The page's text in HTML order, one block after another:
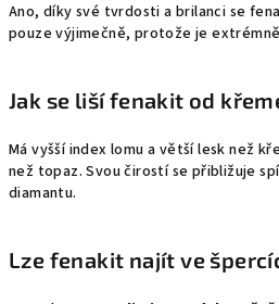
Ano, díky své tvrdosti a brilanci se
pouze výjimečně, protože je
Jak se liší fenakit od
Má vyšší index lomu a větší lesk než
než topaz. Svou čirostí se přibližuje
diamantu.
Lze fenakit najít ve